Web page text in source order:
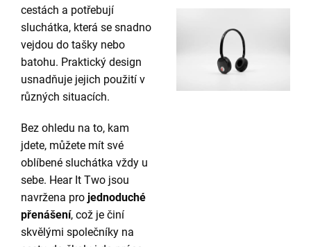
cestách a potřebují
sluchátka, která se snadno
vejdou do tašky nebo
batohu. Praktický design
usnadňuje jejich použití v
různých situacích.
Bez ohledu na to, kam
jdete, můžete mít své
oblíbené sluchátka vždy u
sebe. Hear It Two jsou
navržena pro jednoduché
přenášení, což je činí
skvělými společníky na